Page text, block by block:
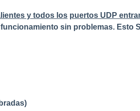
y todos los puertos UDP
sin problemas.